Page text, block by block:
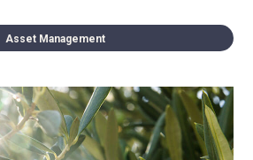
Asset Management